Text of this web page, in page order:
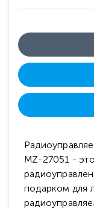
MZ-27051 -
подарком для